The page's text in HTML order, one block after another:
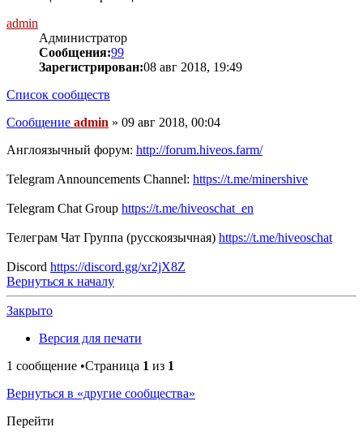
admin
Администратор
Сообщения:99
Зарегистрирован:08 авг 2018, 19:49
Список сообществ
Сообщение admin » 09 авг 2018, 00:04
Англоязычный форум: http://forum.hiveos.farm/
Telegram Announcements Channel: https://t.me/minershive
Telegram Chat Group https://t.me/hiveoschat_en
Телеграм Чат Группа (русскоязычная) https://t.me/hiveoschat
Discord https://discord.gg/xr2jX8Z
Вернуться к началу
Закрыто
Версия для печати
1 сообщение •Страница 1 из 1
Вернуться в «другие сообщества»
Перейти